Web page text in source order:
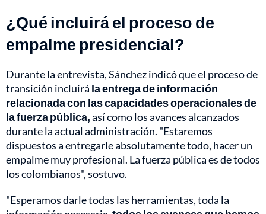
¿Qué incluirá el proceso de
empalme presidencial?
Durante la entrevista, Sánchez indicó que el proceso de
transición incluirá la entrega de información
relacionada con las capacidades operacionales de
la fuerza pública,así como los avances alcanzados
durante la actual administración. "Estaremos
dispuestos a entregarle absolutamente todo, hacer un
empalme muy profesional. La fuerza pública es de todos
los colombianos", sostuvo.
"Esperamos darle todas las herramientas, toda la